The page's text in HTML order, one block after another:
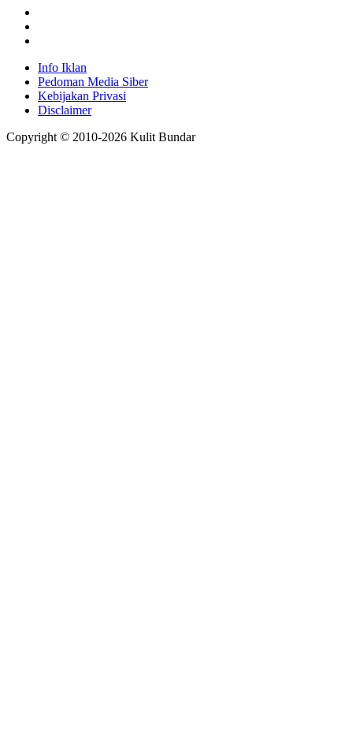
Info Iklan
Pedoman Media Siber
Kebijakan Privasi
Disclaimer
Copyright © 2010-2026 Kulit Bundar